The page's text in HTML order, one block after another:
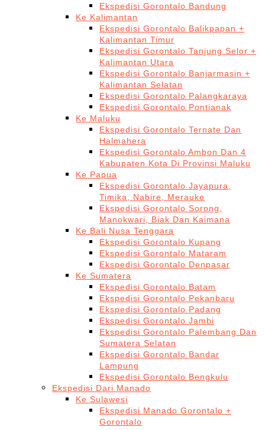
Ekspedisi Gorontalo Bandung
Ke Kalimantan
Ekspedisi Gorontalo Balikpapan +
Kalimantan Timur
Ekspedisi Gorontalo Tanjung Selor +
Kalimantan Utara
Ekspedisi Gorontalo Banjarmasin +
Kalimantan Selatan
Ekspedisi Gorontalo Palangkaraya
Ekspedisi Gorontalo Pontianak
Ke Maluku
Ekspedisi Gorontalo Ternate Dan
Halmahera
Ekspedisi Gorontalo Ambon Dan 4
Kabupaten Kota Di Provinsi Maluku
Ke Papua
Ekspedisi Gorontalo Jayapura,
Timika, Nabire, Merauke
Ekspedisi Gorontalo Sorong,
Manokwari, Biak Dan Kaimana
Ke Bali Nusa Tenggara
Ekspedisi Gorontalo Kupang
Ekspedisi Gorontalo Mataram
Ekspedisi Gorontalo Denpasar
Ke Sumatera
Ekspedisi Gorontalo Batam
Ekspedisi Gorontalo Pekanbaru
Ekspedisi Gorontalo Padang
Ekspedisi Gorontalo Jambi
Ekspedisi Gorontalo Palembang Dan
Sumatera Selatan
Ekspedisi Gorontalo Bandar
Lampung
Ekspedisi Gorontalo Bengkulu
Ekspedisi Dari Manado
Ke Sulawesi
Ekspedisi Manado Gorontalo +
Gorontalo